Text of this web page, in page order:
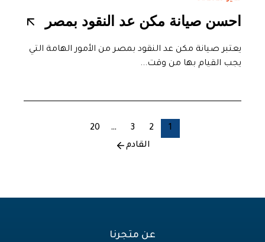
احسن صيانة مكن عد النقود بمصر
يعتبر صيانة مكن عد النقود بمصر من الأمور الهامة التي
يجب القيام بها من وقت...
1
2
3
…
20
القادم
عن متجرنا